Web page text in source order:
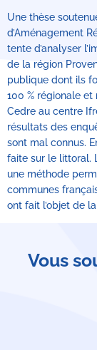
Une thèse
d’Aménagement
tente d’analyser
de la région
publique dont ils
100 % régionale
Cedre au centre
résultats des
sont mal connus.
faite sur le littoral.
une méthode
communes
ont fait l’objet de
Vous